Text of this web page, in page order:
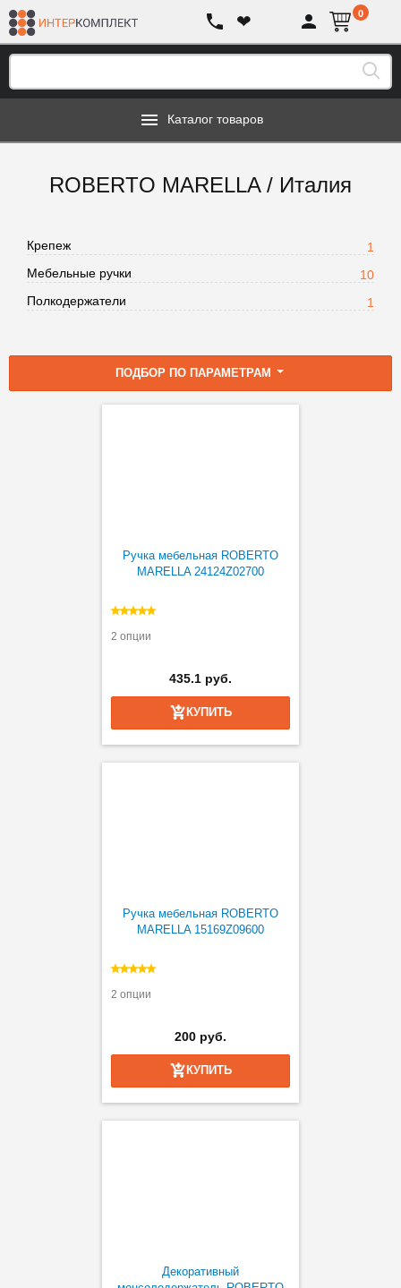
❤ 0
Каталог товаров
ROBERTO MARELLA / Италия
Крепеж
1
Мебельные ручки
10
Полкодержатели
1
ПОДБОР ПО ПАРАМЕТРАМ
Ручка мебельная ROBERTO
MARELLA 24124Z02700
2 опции
435.1 руб.
КУПИТЬ
Ручка мебельная ROBERTO
MARELLA 15169Z09600
2 опции
200 руб.
КУПИТЬ
Декоративный